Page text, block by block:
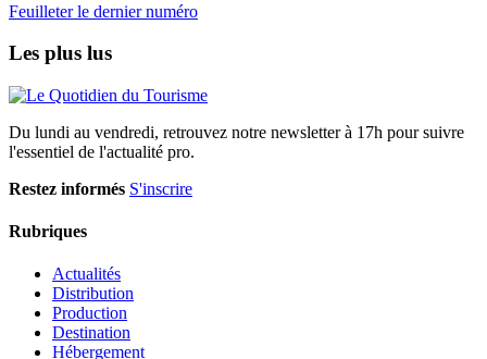
Feuilleter le dernier numéro
Les plus lus
Du lundi au vendredi, retrouvez notre newsletter à 17h pour suivre
l'essentiel de l'actualité pro.
Restez informés S'inscrire
Rubriques
Actualités
Distribution
Production
Destination
Hébergement